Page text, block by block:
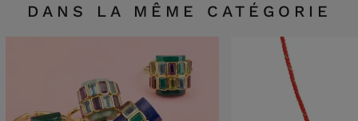
DANS LA MÊME CATÉGORIE